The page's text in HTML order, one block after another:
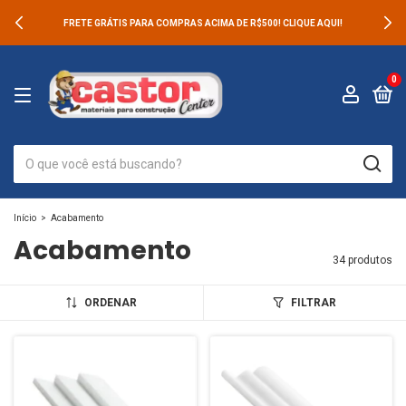
FRETE GRÁTIS PARA COMPRAS ACIMA DE R$500! CLIQUE AQUI!
0
Início > Acabamento
Acabamento 34 produtos
ORDENAR FILTRAR